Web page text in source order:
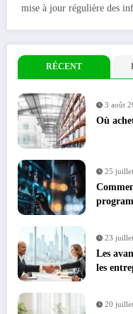
mise à jour régulière des
RÉCENT
3 août
Où
25
23
Les
les
20